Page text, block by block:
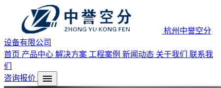
杭州中誉空分
设备有限公司
首页 产品中心 解决方案 工程案例 新闻动态 关于我们 联系我
们
咨询报价
menu